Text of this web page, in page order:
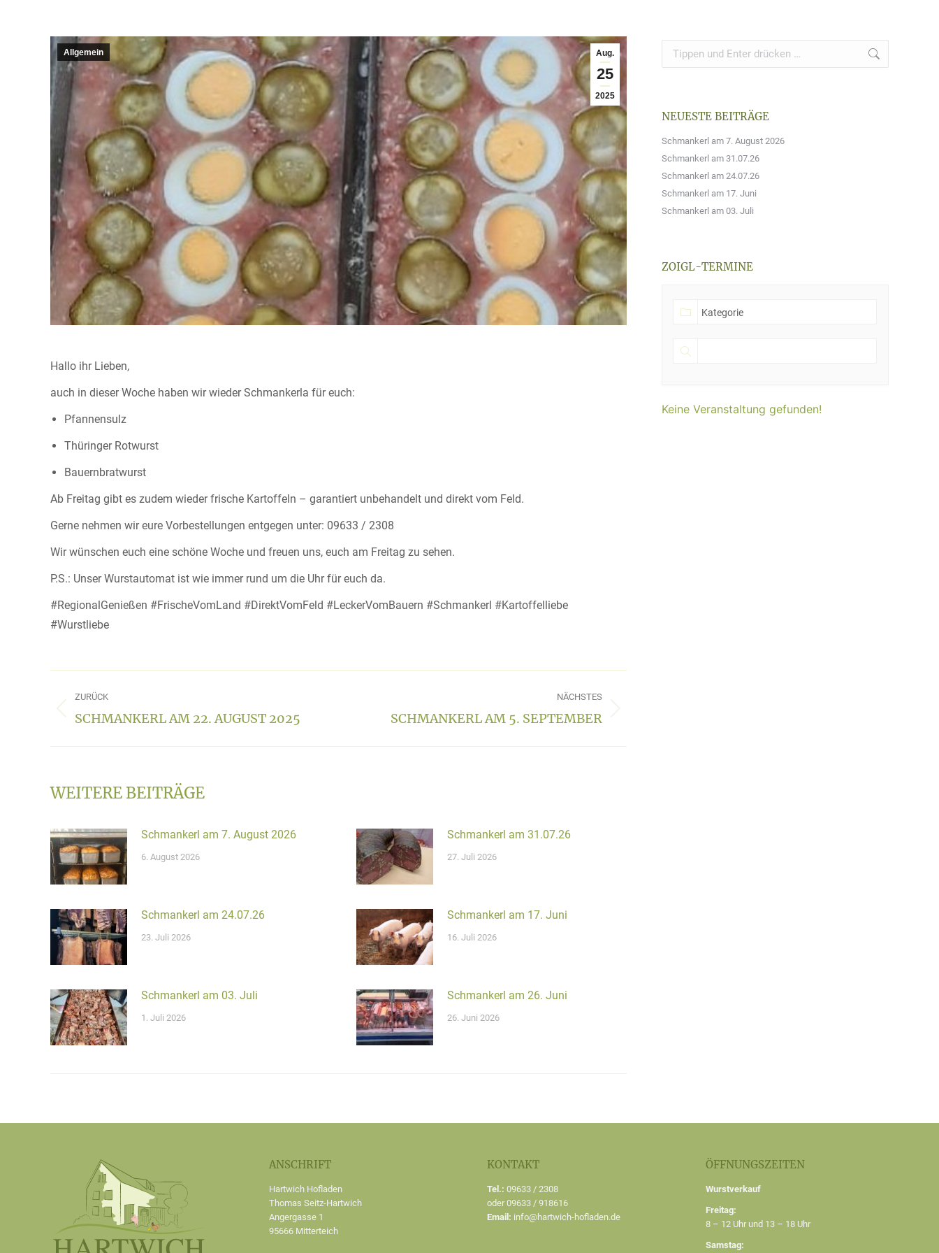
Aug.
25
2025
Allgemein
Hallo ihr Lieben,
auch in dieser Woche haben wir wieder Schmankerla für euch:
Pfannensulz
Thüringer Rotwurst
Bauernbratwurst
Ab Freitag gibt es zudem wieder frische Kartoffeln – garantiert unbehandelt und direkt vom Feld.
Gerne nehmen wir eure Vorbestellungen entgegen unter: 09633 / 2308
Wir wünschen euch eine schöne Woche und freuen uns, euch am Freitag zu sehen.
P.S.: Unser Wurstautomat ist wie immer rund um die Uhr für euch da.
#RegionalGenießen #FrischeVomLand #DirektVomFeld #LeckerVomBauern #Schmankerl #Kartoffelliebe
#Wurstliebe
KOMMENTARNAVIGATION
ZURÜCK
Vorheriger
SCHMANKERL AM 22. AUGUST 2025
NÄCHSTES
NächsterSCHMANKERL AM 5. SEPTEMBER
WEITERE BEITRÄGE
Schmankerl am 7. August 2026
6. August 2026
Schmankerl am 31.07.26
27. Juli 2026
Schmankerl am 24.07.26
23. Juli 2026
Schmankerl am 17. Juni
16. Juli 2026
Schmankerl am 03. Juli
1. Juli 2026
Schmankerl am 26. Juni
26. Juni 2026
NEUESTE BEITRÄGE
Schmankerl am 7. August 2026
Schmankerl am 31.07.26
Schmankerl am 24.07.26
Schmankerl am 17. Juni
Schmankerl am 03. Juli
ZOIGL-TERMINE
Keine Veranstaltung gefunden!
ANSCHRIFT
Hartwich Hofladen
Thomas Seitz-Hartwich
Angergasse 1
95666 Mitterteich
KONTAKT
Tel.: 09633 / 2308
oder 09633 / 918616
Email: info@hartwich-hofladen.de
ÖFFNUNGSZEITEN
Wurstverkauf
Freitag:
8 – 12 Uhr und 13 – 18 Uhr
Samstag: